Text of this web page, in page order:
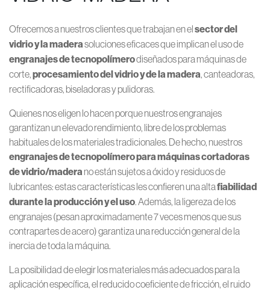
Ofrecemos a nuestros clientes que trabajan en elsector del
vidrio y la maderasoluciones eficaces que implican el uso de
engranajes de tecnopolímerodiseñados para máquinas de
corte,procesamiento del vidrio y de la madera, canteadoras,
rectificadoras, biseladoras y pulidoras.
Quienes nos eligen lo hacen porque nuestros engranajes
garantizan un elevado rendimiento, libre de los problemas
habituales de los materiales tradicionales. De hecho, nuestros
engranajes de tecnopolímero para máquinas cortadoras
de vidrio/maderano están sujetos a óxido y residuos de
lubricantes: estas características les confieren una altafiabilidad
durante la producción y el uso. Además, la ligereza de los
engranajes (pesan aproximadamente 7 veces menos que sus
contrapartes de acero) garantiza una reducción general de la
inercia de toda la máquina.
La posibilidad de elegir los materiales más adecuados para la
aplicación específica, el reducido coeficiente de fricción, el ruido